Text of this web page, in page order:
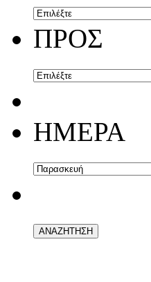
ΠΡΟΣ
ΗΜΕΡΑ